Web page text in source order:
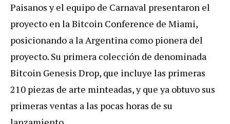
Paisanos y el equipo de Carnaval presentaron el
proyecto en la Bitcoin Conference de Miami,
posicionando a la Argentina como pionera del
proyecto. Su primera colección de denominada
Bitcoin Genesis Drop, que incluye las primeras
210 piezas de arte minteadas, y que ya obtuvo sus
primeras ventas a las pocas horas de su